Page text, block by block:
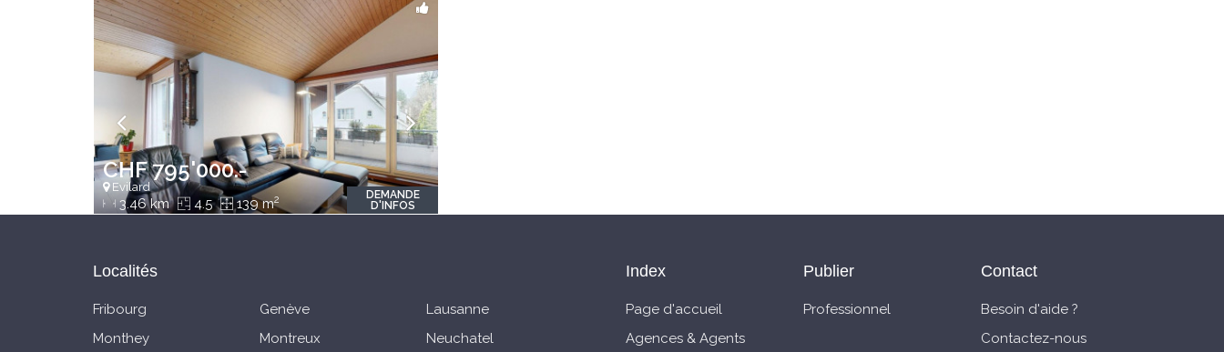
CHF 795'000.-
Evilard
3.46 km 4.5 139 m2
DEMANDE
D'INFOS
Localités
Fribourg Genève
Lausanne
Monthey
Montreux Neuchatel
Index
Page d'accueil
Agences & Agents
Publier
Professionnel
Contact
Besoin d'aide ?
Contactez-nous